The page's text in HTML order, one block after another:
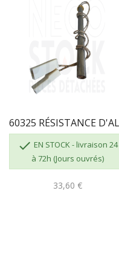
 EN STOCK - livraison 24
à 72h (Jours ouvrés)
33,60 €